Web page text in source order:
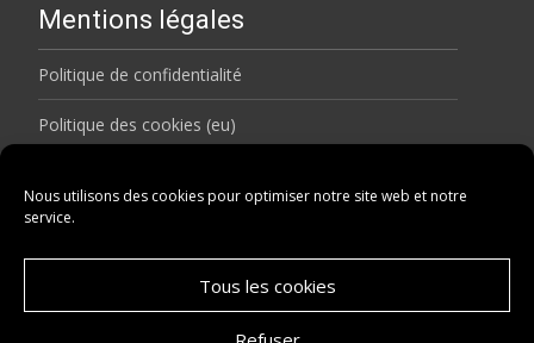
Nous utilisons des cookies pour optimiser notre site web et notre
service.
Tous les cookies
Mentions légales
Politique de confidentialité
Politique des cookies (eu)
Rechercher
for: